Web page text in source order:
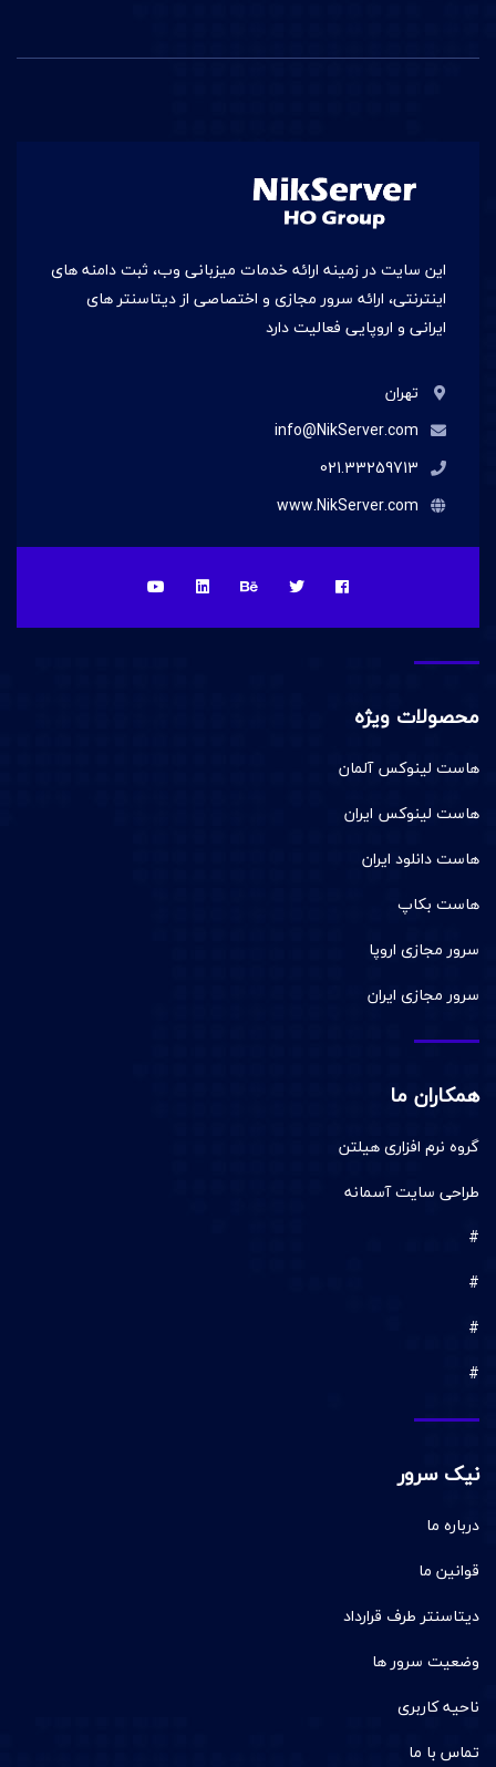
این سایت در زمينه ارائه خدمات میزبانی وب، ثبت دامنه های
اینترنتی، ارائه سرور مجازی و اختصاصی از دیتاسنتر های
ایرانی و اروپایی فعالیت دارد
تهران
info@NikServer.com
021.33259713
www.NikServer.com
محصولات ویژه
هاست لینوکس آلمان
هاست لینوکس ایران
هاست دانلود ایران
هاست بکاپ
سرور مجازی اروپا
سرور مجازی ایران
همکاران ما
گروه نرم افزاری هیلتن
طراحی سایت آسمانه
#
#
#
#
نیک سرور
درباره ما
قوانین ما
دیتاسنتر طرف قرارداد
وضعیت سرور ها
ناحیه کاربری
تماس با ما